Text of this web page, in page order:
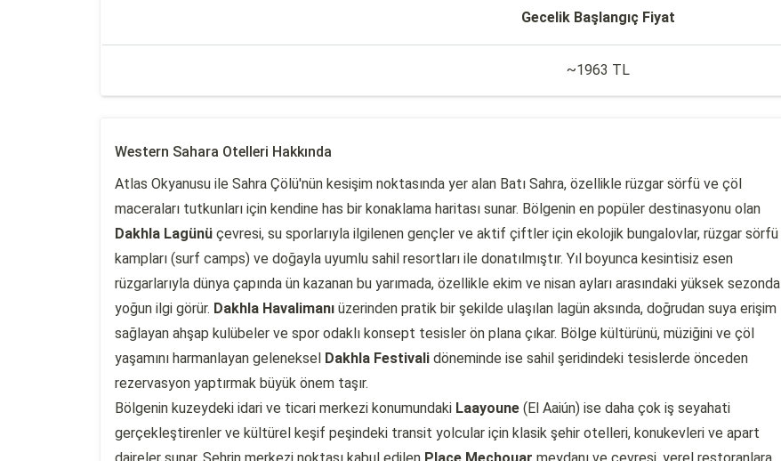
Gecelik Başlangıç Fiyat
~1963 TL
Western Sahara Otelleri Hakkında
Atlas Okyanusu ile Sahra Çölü'nün kesişim noktasında yer alan Batı Sahra, özellikle rüzgar sörfü ve çöl
maceraları tutkunları için kendine has bir konaklama haritası sunar. Bölgenin en popüler destinasyonu olan
Dakhla Lagünü çevresi, su sporlarıyla ilgilenen gençler ve aktif çiftler için ekolojik bungalovlar, rüzgar sörfü
kampları (surf camps) ve doğayla uyumlu sahil resortları ile donatılmıştır. Yıl boyunca kesintisiz esen
rüzgarlarıyla dünya çapında ün kazanan bu yarımada, özellikle ekim ve nisan ayları arasındaki yüksek sezonda
yoğun ilgi görür. Dakhla Havalimanı üzerinden pratik bir şekilde ulaşılan lagün aksında, doğrudan suya erişim
sağlayan ahşap kulübeler ve spor odaklı konsept tesisler ön plana çıkar. Bölge kültürünü, müziğini ve çöl
yaşamını harmanlayan geleneksel Dakhla Festivali döneminde ise sahil şeridindeki tesislerde önceden
rezervasyon yaptırmak büyük önem taşır.
Bölgenin kuzeydeki idari ve ticari merkezi konumundaki Laayoune (El Aaiún) ise daha çok iş seyahati
gerçekleştirenler ve kültürel keşif peşindeki transit yolcular için klasik şehir otelleri, konukevleri ve apart